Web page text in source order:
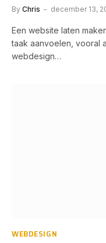
By Chris december 13,
Een website laten
taak aanvoelen, vooral
webdesign…
WEBDESIGN